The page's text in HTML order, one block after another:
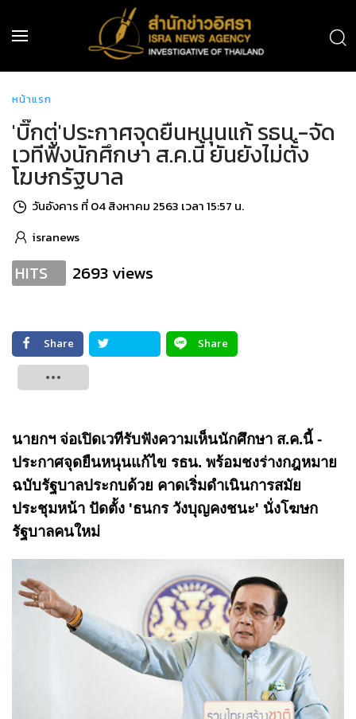
หน้าแรก
'บิ๊กตู่'ประกาศจุดยืนหนุนแก้ รธน.-จัด
เวทีฟังนักศึกษา ส.ค.นี้ ยันยังไม่ตั้ง
โฆษกรัฐบาล
วันอังคาร ที่ 04 สิงหาคม 2563 เวลา 15:57 น.
isranews
HITS 2693 views
Share
Share
นายกฯ จ่อเปิดเวทีรับฟังความเห็นนักศึกษา ส.ค.นี้ -
ประกาศจุดยืนหนุนแก้ไข รธน. พร้อมชงร่างกฎหมาย
ฉบับรัฐบาลประกบด้วย คาดเริ่มดำเนินการสมัย
ประชุมหน้า ปัดตั้ง 'ธนกร วังบุญคงชนะ' นั่งโฆษก
รัฐบาลคนใหม่